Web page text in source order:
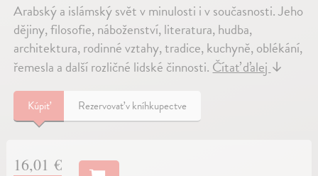
Arabský a islámský svět v minulosti i v současnosti. Jeho
dějiny, filosofie, náboženství, literatura, hudba,
architektura, rodinné vztahy, tradice, kuchyně, oblékání,
řemesla a další rozličné lidské činnosti.Čítať ďalej↓
Kúpiť Rezervovať v kníhkupectve
16,01 €